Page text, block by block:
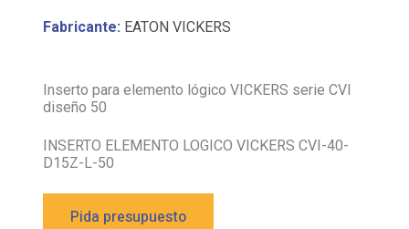
Fabricante: EATON VICKERS
Inserto para elemento lógico VICKERS serie CVI
diseño 50
INSERTO ELEMENTO LOGICO VICKERS CVI-40-
D15Z-L-50
Pida presupuesto